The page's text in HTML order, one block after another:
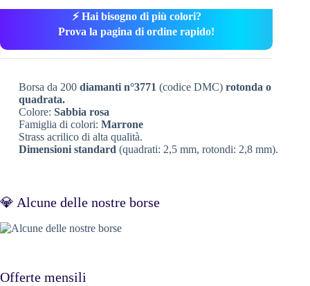
⚡ Hai bisogno di più colori?
Prova la pagina di ordine rapido!
Borsa da 200 diamanti n°3771 (codice DMC) rotonda o
quadrata.
Colore: Sabbia rosa
Famiglia di colori: Marrone
Strass acrilico di alta qualità.
Dimensioni standard (quadrati: 2,5 mm, rotondi: 2,8 mm).
💎 Alcune delle nostre borse
Offerte mensili